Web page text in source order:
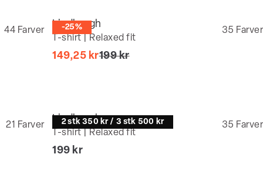
44 Farver -25%
Lindbergh
T-shirt | Relaxed fit
35 Farver
149,25 krI alt (uden rabat)
199 kr
21 Farver 2 stk 350 kr / 3 stk 500 kr
Lindbergh
T-shirt | Relaxed fit
35 Farver
I alt (inkl. rabat)
199 kr